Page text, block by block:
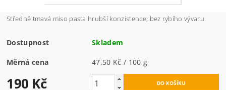
Středně tmavá miso pasta hrubší konzistence, bez rybího vývaru
Dostupnost Skladem
Měrná cena 47,50 Kč / 100 g
190 Kč